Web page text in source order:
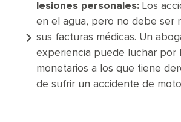
lesiones personales: Los
en el agua, pero no debe ser
sus facturas médicas. Un
experiencia puede luchar por
monetarios a los que tiene
de sufrir un accidente de